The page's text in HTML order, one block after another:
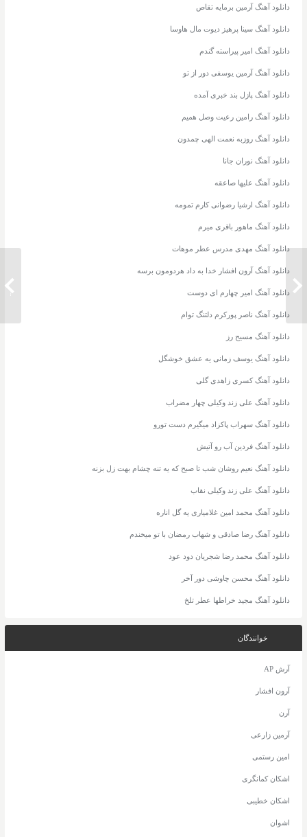
معظم
دانلود آهنگ آرمین برمایه تقاص
دانلود آهنگ سینا پرهیز دیوت مال هاوسا
دانلود آهنگ امیر پیراسته گندم
دانلود آهنگ آرمین یوسفی دور از تو
دانلود آهنگ پازل بند خبری آمده
دانلود آهنگ رامین رعیت وصل همیم
دانلود آهنگ روزبه نعمت الهی چمدون
دانلود آهنگ نوران جانا
دانلود آهنگ علیها صاعقه
دانلود آهنگ ارشیا رضوانی کارم تمومه
دانلود آهنگ ماهور باقری میرم
دانلود آهنگ مهدی مدرس عطر موهات
دانلود آهنگ آرون افشار خدا به داد هردومون برسه
دانلود آهنگ امیر چهارم ای دوست
دانلود آهنگ ناصر پورکرم دلتنگ توام
دانلود آهنگ مسیح رز
دانلود آهنگ یوسف زمانی یه عشق خوشگل
دانلود آهنگ کسری زاهدی گلی
دانلود آهنگ علی زند وکیلی چهار مضراب
دانلود آهنگ سهراب پاکزاد میگیرم دست تورو
دانلود آهنگ فردین آب رو آتیش
دانلود آهنگ نعیم روشان شب تا صبح که یه تنه چشام بهت زل بزنه
دانلود آهنگ علی زند وکیلی نقاب
دانلود آهنگ محمد امین غلامیاری یه گل اناره
دانلود آهنگ رضا صادقی و شهاب رمضان با تو میخندم
دانلود آهنگ محمد رضا شجریان دود عود
دانلود آهنگ محسن چاوشی دور آخر
دانلود آهنگ مجید خراطها عطر تلخ
خوانندگان
آرش AP
آرون افشار
آرن
آرمین زارعی
امین رستمی
اشکان کمانگری
اشکان خطیبی
اشوان